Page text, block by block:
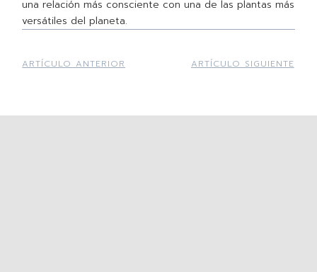
una relación más consciente con una de las plantas más
versátiles del planeta.
ARTÍCULO ANTERIOR ARTÍCULO SIGUIENTE